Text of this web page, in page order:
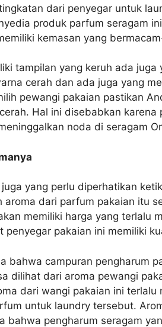
dari penyegar untuk
produk parfum seragam
kemasan yang
tampilan yang keruh ada
cerah dan ada juga yang
pewangi pakaian pastikan
Hal ini disebabkan
noda di seragam
yang perlu diperhatikan
aroma dari parfum pakaian itu
memiliki harga yang terlalu
penyegar pakaian ini memiliki
bahwa campuran pengharum
dilihat dari aroma pewangi
dari wangi pakaian ini
untuk laundry tersebut.
bahwa pengharum seragam